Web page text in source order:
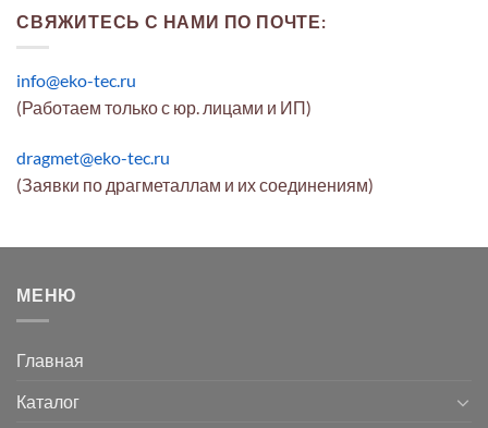
СВЯЖИТЕСЬ С НАМИ ПО ПОЧТЕ:
info@eko-tec.ru
(Работаем только с юр. лицами и ИП)
dragmet@eko-tec.ru
(Заявки по драгметаллам и их соединениям)
МЕНЮ
Главная
Каталог